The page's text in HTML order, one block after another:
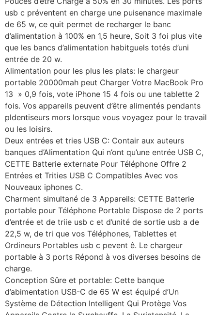
usb c préventent en charge une puisenance maximale
de 65 w, ce quit permet de recharger le banc
d’alimentation à 100% en 1,5 heure, Soit 3 foi plus vite
que les bancs d’alimentation habitguels totés d’uni
entrée de 20 w.
Alimentation pour les plus les plats: le chargeur
portable 20000mah peut Charger Votre MacBook Pro
13 » 0,9 fois, vote iPhone 15 4 fois ou une tablette 2
fois. Vos appareils peuvent d’être alimentés pendants
pldentiseurs mors lorsque vous voyagez pour le travail
ou les loisirs.
Deux entrées et tries USB C: Contair aux auteurs
banques d’Alimentation Qui n’ont qu’une entrée USB C,
CETTE Batterie externate Pour Téléphone Offre 2
Entrées et Trities USB C Compatibles Avec vos
Nouveaux iphones C.
Charment simultané de 3 Appareils: CETTE Batterie
portable pour Téléphone Portable Dispose de 2 ports
d’entrée et de triie usb c et d’unité de sortie usb a de
22,5 w, de tri que vos Téléphones, Tablettes et
Ordineurs Portables usb c pevent ê. Le chargeur
portable à 3 ports Répond à vos diverses besoins de
charge.
Conception Sûre et portable: Cette banque
d’abimentation USB-C de 65 W est équipé d’Un
Système de Détection Intelligent Qui Protège Vos